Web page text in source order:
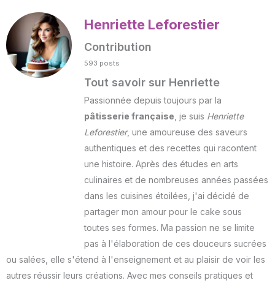
Henriette Leforestier
Contribution
593 posts
Tout savoir sur Henriette
Passionnée depuis toujours par la
pâtisserie française , je suis Henriette
Leforestier, une amoureuse des saveurs
authentiques et des recettes qui racontent
une histoire. Après des études en arts
culinaires et de nombreuses années passées
dans les cuisines étoilées, j'ai décidé de
partager mon amour pour le cake sous
toutes ses formes. Ma passion ne se limite
pas à l'élaboration de ces douceurs sucrées
ou salées, elle s'étend à l'enseignement et au plaisir de voir les
autres réussir leurs créations. Avec mes conseils pratiques et